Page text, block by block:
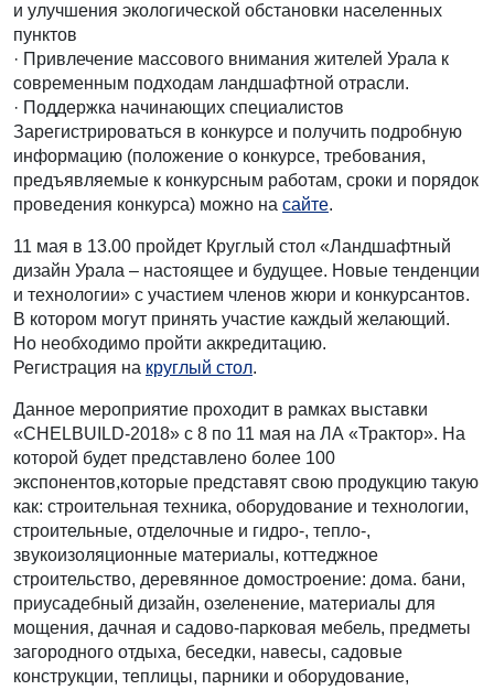
и улучшения экологической обстановки населенных
пунктов
· Привлечение массового внимания жителей Урала к
современным подходам ландшафтной отрасли.
· Поддержка начинающих специалистов
Зарегистрироваться в конкурсе и получить подробную
информацию (положение о конкурсе, требования,
предъявляемые к конкурсным работам, сроки и порядок
проведения конкурса) можно на сайте.
11 мая в 13.00 пройдет Круглый стол «Ландшафтный
дизайн Урала – настоящее и будущее. Новые тенденции
и технологии» с участием членов жюри и конкурсантов.
В котором могут принять участие каждый желающий.
Но необходимо пройти аккредитацию.
Регистрация на круглый стол.
Данное мероприятие проходит в рамках выставки
«CHELBUILD-2018» с 8 по 11 мая на ЛА «Трактор». На
которой будет представлено более 100
экспонентов,которые представят свою продукцию такую
как: строительная техника, оборудование и технологии,
строительные, отделочные и гидро-, тепло-,
звукоизоляционные материалы, коттеджное
строительство, деревянное домостроение: дома. бани,
приусадебный дизайн, озеленение, материалы для
мощения, дачная и садово-парковая мебель, предметы
загородного отдыха, беседки, навесы, садовые
конструкции, теплицы, парники и оборудование,